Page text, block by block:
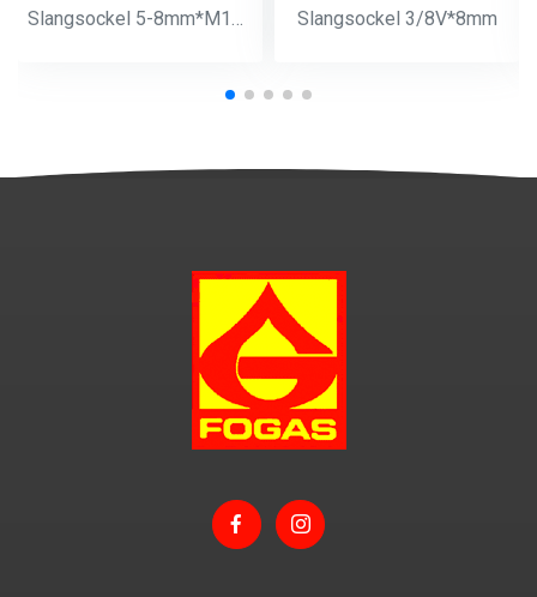
Slangsockel 5-8mm*M14*1 Slangsockel 3/8V*8mm